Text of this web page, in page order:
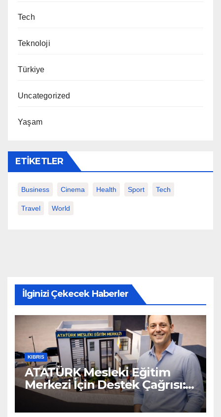
Tech
Teknoloji
Türkiye
Uncategorized
Yaşam
ETIKETLER
Business Cinema Health Sport Tech
Travel World
İlginizi Çekecek Haberler
KIBRIS
ATATÜRK Mesleki Eğitim
Merkezi İçin Destek Çağrısı:
“Geleceğe Açılan Kapıyı
Birlikte Tamamlayalım”